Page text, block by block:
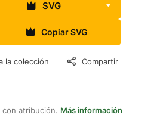
SVG
Copiar SVG
la colección Compartir
con atribución. Más información